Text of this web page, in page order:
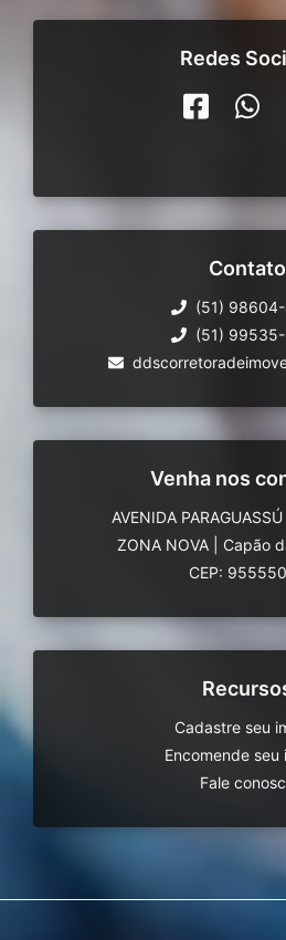
Redes
Contato
(51)
(51)
Venha nos
AVENIDA
ZONA NOVA
Capão
CEP:
Cadastre seu
Encomende seu
Fale